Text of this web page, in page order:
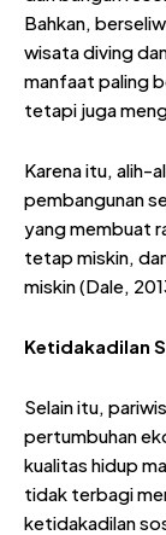
Bahkan,
wisata diving
manfaat paling
tetapi juga
Karena itu, alih-
pembangunan
yang membuat
tetap miskin,
miskin (Dale,
Ketidakadilan
Selain itu,
pertumbuhan
kualitas hidup
tidak terbagi
ketidakadilan